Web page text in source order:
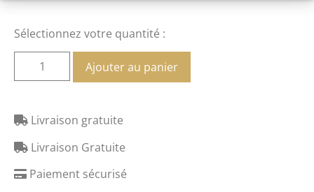
Sélectionnez votre quantité :
Ajouter au panier
Livraison gratuite
Livraison Gratuite
Paiement sécurisé